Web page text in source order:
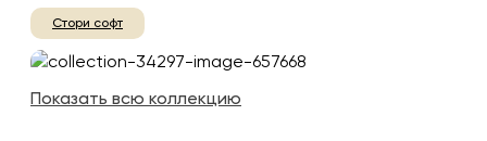
Стори софт
Показать всю коллекцию